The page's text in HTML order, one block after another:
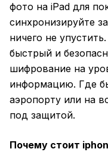
фото на iPad для
синхронизируйте
ничего не
быстрый и
шифрование на
информацию. Где
аэропорту или на
под защитой.
Почему стоит